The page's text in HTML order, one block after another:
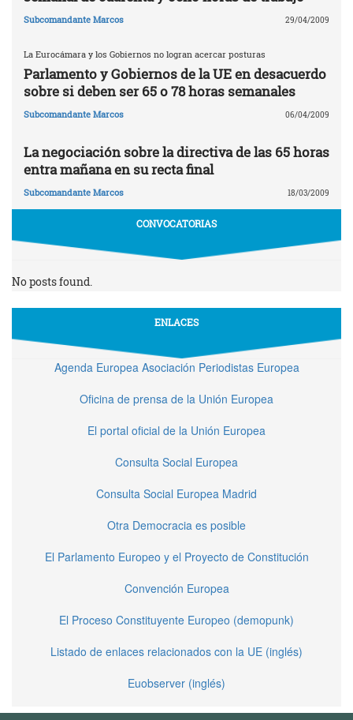
Subcomandante Marcos 29/04/2009
La Eurocámara y los Gobiernos no logran acercar posturas
Parlamento y Gobiernos de la UE en desacuerdo
sobre si deben ser 65 o 78 horas semanales
Subcomandante Marcos 06/04/2009
La negociación sobre la directiva de las 65 horas
entra mañana en su recta final
Subcomandante Marcos 18/03/2009
CONVOCATORIAS
No posts found.
ENLACES
Agenda Europea Asociación Periodistas Europea
Oficina de prensa de la Unión Europea
El portal oficial de la Unión Europea
Consulta Social Europea
Consulta Social Europea Madrid
Otra Democracia es posible
El Parlamento Europeo y el Proyecto de Constitución
Convención Europea
El Proceso Constituyente Europeo (demopunk)
Listado de enlaces relacionados con la UE (inglés)
Euobserver (inglés)